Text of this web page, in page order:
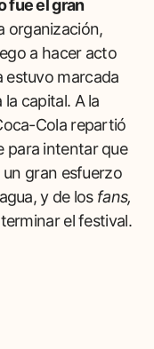
fue el gran
organización,
a hacer acto
estuvo marcada
capital. A la
Cola repartió
para intentar que
un gran esfuerzo
y de losfans,
el festival.